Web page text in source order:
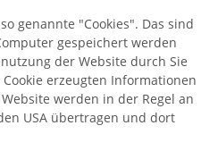
genannte "Cookies". Das sind
gespeichert werden
der Website durch Sie
erzeugten Informationen
werden in der Regel an
USA übertragen und dort